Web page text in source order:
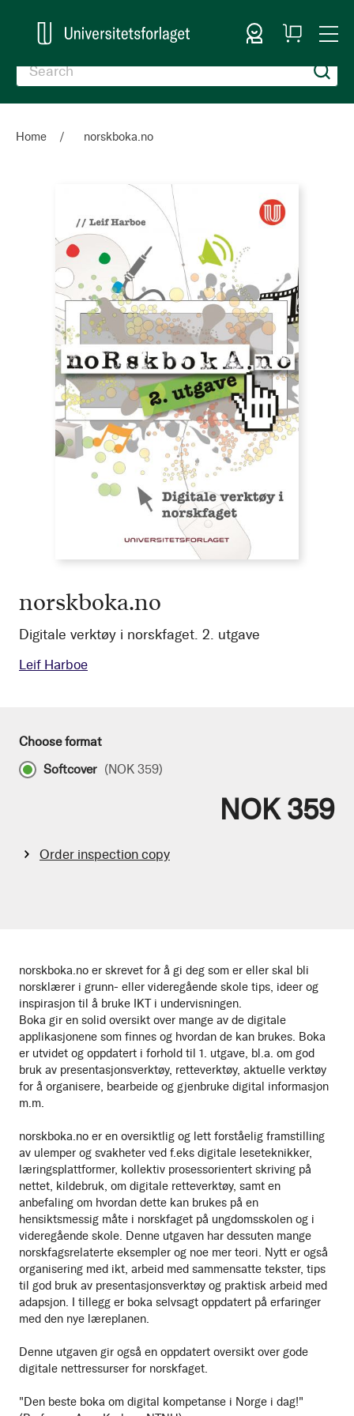
Sign In
My
Cart
Home norskboka.no
norskboka.no
Digitale verktøy i norskfaget. 2. utgave
Leif Harboe
norskboka.no er skrevet for å gi deg som er eller skal bli
norsklærer i grunn- eller videregående skole tips, ideer og
inspirasjon til å bruke IKT i undervisningen.
Boka gir en solid oversikt over mange av de digitale
applikasjonene som finnes og hvordan de kan brukes. Boka
er utvidet og oppdatert i forhold til 1. utgave, bl.a. om god
bruk av presentasjonsverktøy, retteverktøy, aktuelle verktøy
for å organisere, bearbeide og gjenbruke digital informasjon
m.m.
norskboka.no er en oversiktlig og lett forståelig framstilling
av ulemper og svakheter ved f.eks digitale leseteknikker,
læringsplattformer, kollektiv prosessorientert skriving på
nettet, kildebruk, om digitale retteverktøy, samt en
anbefaling om hvordan dette kan brukes på en
hensiktsmessig måte i norskfaget på ungdomsskolen og i
videregående skole. Denne utgaven har dessuten mange
norskfagsrelaterte eksempler og noe mer teori. Nytt er også
organisering med ikt, arbeid med sammensatte tekster, tips
til god bruk av presentasjonsverktøy og praktisk arbeid med
adapsjon. I tillegg er boka selvsagt oppdatert på erfaringer
med den nye læreplanen.
Denne utgaven gir også en oppdatert oversikt over gode
digitale nettressurser for norskfaget.
"Den beste boka om digital kompetanse i Norge i dag!"
Choose format
Softcover (NOK 359)
NOK 359
Order inspection copy